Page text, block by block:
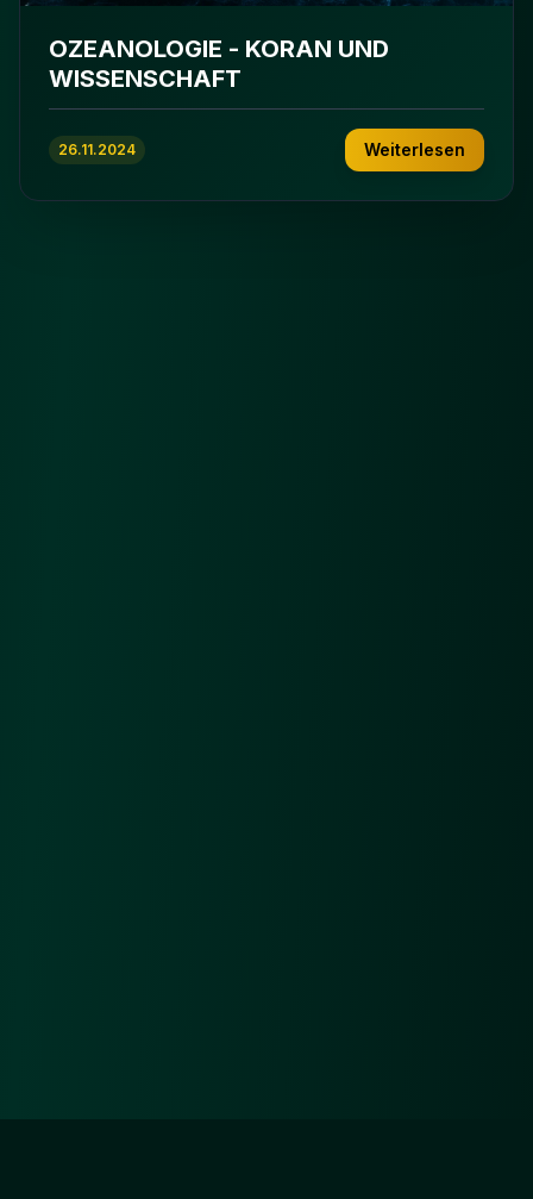
OZEANOLOGIE - KORAN UND
WISSENSCHAFT
26.11.2024 Weiterlesen